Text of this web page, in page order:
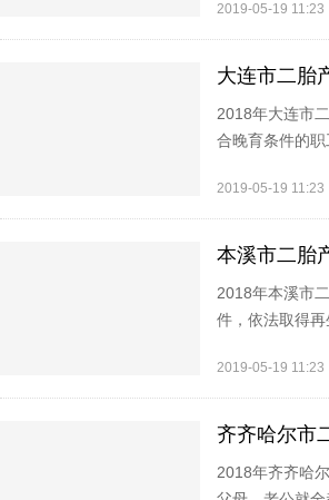
2019-05-19 11:23
大连市二胎
2018年大连市
合晚育条件的
2019-05-19 11:23
本溪市二胎
2018年本溪市
件，依法取得
2019-05-19 11:23
齐齐哈尔市
2018年齐齐哈